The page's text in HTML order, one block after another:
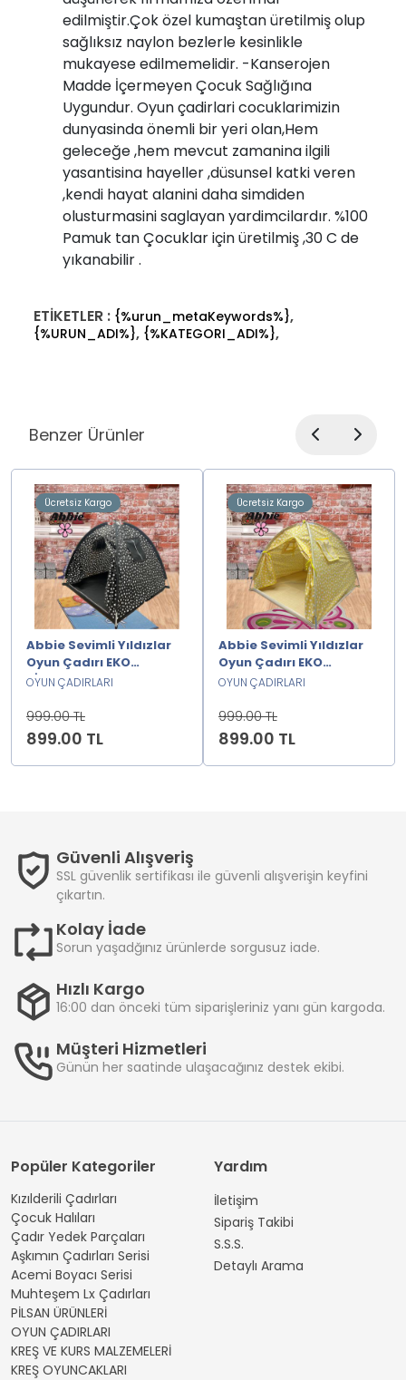
edilmiştir.Çok özel kumaştan üretilmiş olup
sağlıksız naylon bezlerle kesinlikle
mukayese edilmemelidir. -Kanserojen
Madde İçermeyen Çocuk Sağlığına
Uygundur. Oyun çadirlari cocuklarimizin
dunyasinda önemli bir yeri olan,Hem
geleceğe ,hem mevcut zamanina ilgili
yasantisina hayeller ,düsunsel katki veren
,kendi hayat alanini daha simdiden
olusturmasini saglayan yardimcilardır. %100
Pamuk tan Çocuklar için üretilmiş ,30 C de
yıkanabilir .
ETİKETLER : {%urun_metaKeywords%},
{%URUN_ADI%}, {%KATEGORI_ADI%},
Benzer Ürünler
Ücretsiz Kargo
Abbie Sevimli Yıldızlar
Oyun Çadırı EKO
SİYAH2222222
OYUN ÇADIRLARI
999.00 TL
899.00 TL
Ücretsiz Kargo
Abbie Sevimli Yıldızlar
Oyun Çadırı EKO
SARI2222222
OYUN ÇADIRLARI
999.00 TL
899.00 TL
Güvenli Alışveriş
SSL güvenlik sertifikası ile güvenli alışverişin keyfini
çıkartın.
Kolay İade
Sorun yaşadğınız ürünlerde sorgusuz iade.
Hızlı Kargo
16:00 dan önceki tüm siparişleriniz yanı gün kargoda.
Müşteri Hizmetleri
Günün her saatinde ulaşacağınız destek ekibi.
Popüler Kategoriler
Kızılderili Çadırları
Çocuk Halıları
Çadır Yedek Parçaları
Aşkımın Çadırları Serisi
Acemi Boyacı Serisi
Muhteşem Lx Çadırları
PİLSAN ÜRÜNLERİ
OYUN ÇADIRLARI
KREŞ VE KURS MALZEMELERİ
KREŞ OYUNCAKLARI
Yardım
İletişim
Sipariş Takibi
S.S.S.
Detaylı Arama